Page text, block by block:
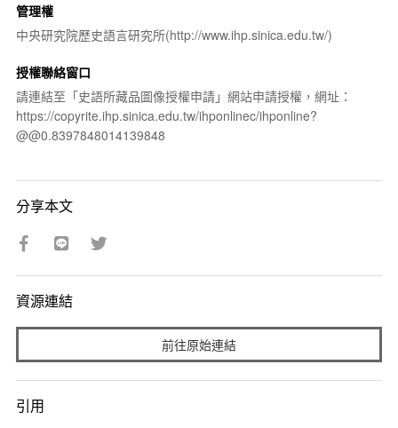
管理權
中央研究院歷史語言研究所(http://www.ihp.sinica.edu.tw/)
授權聯絡窗口
請連結至「史語所藏品圖像授權申請」網站申請授權，網址：
https://copyrite.ihp.sinica.edu.tw/ihponlinec/ihponline?
@@0.8397848014139848
分享本文
資源連結
前往原始連結
引用